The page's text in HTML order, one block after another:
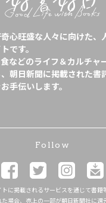
心旺盛な人々に向けた、
です。
などのライフ＆カルチャ
朝日新聞に掲載された書
手伝いします。
Follow
トに掲載されるサービスを通じて書籍
た場合、売上の一部が朝日新聞社に還